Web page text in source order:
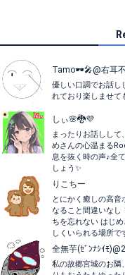
Tamo🕶️🎤@右耳
優しい口調でお話し
れており楽しませて
しぃ🌸🐉💜
まったりお話しし
めさんの心温まる
息を抜く時の声♪全
しょう✨
りこちー
とにかく癒しの高
なること間違いなし
ちを忘れない はじ
しくいられる場所で
全無芋(ｾﾞﾝﾅｼｲﾓ
私の故郷宮城のお隣